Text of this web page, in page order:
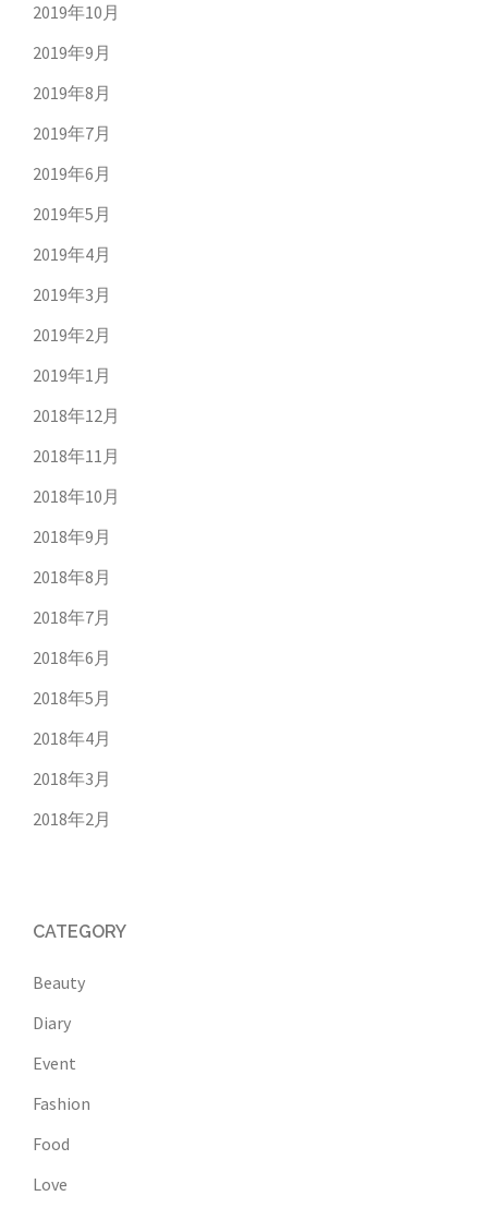
2019年10月
2019年9月
2019年8月
2019年7月
2019年6月
2019年5月
2019年4月
2019年3月
2019年2月
2019年1月
2018年12月
2018年11月
2018年10月
2018年9月
2018年8月
2018年7月
2018年6月
2018年5月
2018年4月
2018年3月
2018年2月
CATEGORY
Beauty
Diary
Event
Fashion
Food
Love